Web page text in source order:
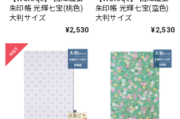
朱印帳 光輝七宝(桃色)
大判サイズ
¥2,530
朱印帳 光輝七宝(空色)
大判サイズ
¥2,530